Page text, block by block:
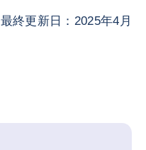
最終更新日：2025年4月